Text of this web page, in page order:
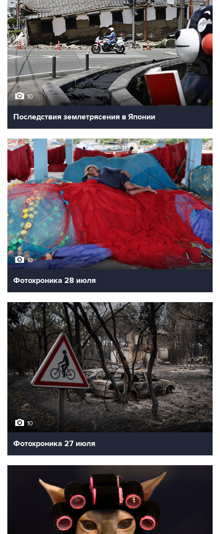
10
Последствия землетрясения в Японии
10
Фотохроника 28 июля
10
Фотохроника 27 июля